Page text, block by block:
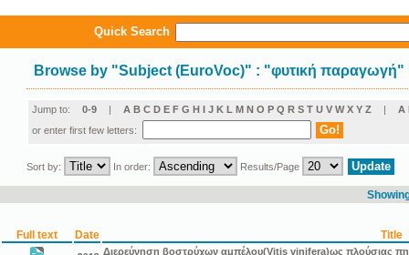
Quick Search
Browse by "Subject (EuroVoc)" : "φυτική παραγωγή"
Jump to: 0-9 | A B C D E F G H I J K L M N O P Q R S T U V W X Y Z | Α
or enter first few letters:
Sort by: In order: Results/Page
Full text Date Title
Διερεύνηση βοστρύχων αμπέλου(Vitis vinifera)ως πλούσιας